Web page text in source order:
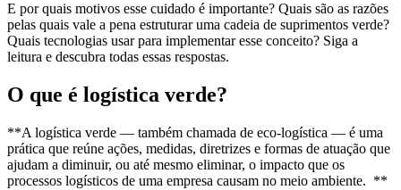
E por quais motivos esse cuidado é importante? Quais são as razões
pelas quais vale a pena estruturar uma cadeia de suprimentos verde?
Quais tecnologias usar para implementar esse conceito? Siga a
leitura e descubra todas essas respostas.
O que é logística verde?
**A logística verde — também chamada de eco-logística — é uma
prática que reúne ações, medidas, diretrizes e formas de atuação que
ajudam a diminuir, ou até mesmo eliminar, o impacto que os
processos logísticos de uma empresa causam no meio ambiente. **